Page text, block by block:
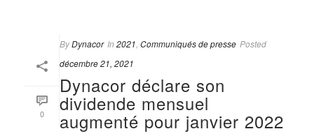
0
ByDynacor In 2021 Communiqués de presse Posted
décembre 21, 2021
Dynacor déclare son
dividende mensuel
augmenté pour janvier 2022